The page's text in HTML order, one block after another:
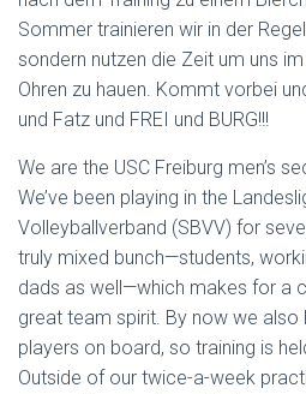
Sommer trainieren wir in der
sondern nutzen die Zeit um uns
Ohren zu hauen. Kommt vorbei
und Fatz und FREI und BURG!!!
We are the USC Freiburg men’s
We’ve been playing in the
Volleyballverband (SBVV) for
truly mixed bunch—students,
dads as well—which makes for a
great team spirit. By now we also
players on board, so training is
Outside of our twice-a-week